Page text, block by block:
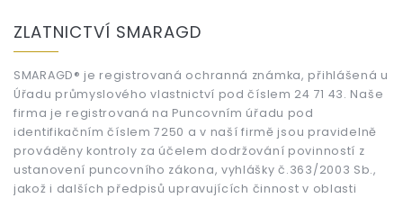
ZLATNICTVÍ SMARAGD
SMARAGD® je registrovaná ochranná známka, přihlášená u
Úřadu průmyslového vlastnictví pod číslem 24 71 43. Naše
firma je registrovaná na Puncovním úřadu pod
identifikačním číslem 7250 a v naší firmě jsou pravidelně
prováděny kontroly za účelem dodržování povinností z
ustanovení puncovního zákona, vyhlášky č.363/2003 Sb.,
jakož i dalších předpisů upravujících činnost v oblasti